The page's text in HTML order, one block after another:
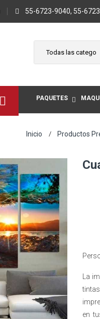
55-6723-9040, 55-
PAQUETES
Inicio Productos
La
en